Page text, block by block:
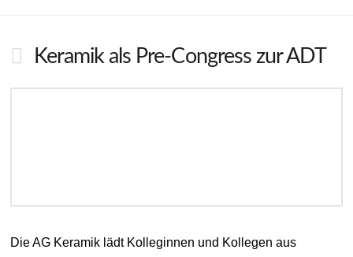
Keramik als Pre-Congress zur ADT
Die AG Keramik lädt Kolleginnen und Kollegen aus